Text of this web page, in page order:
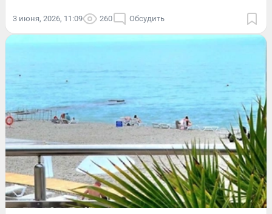
3 июня, 2026, 11:09 260 Обсудить